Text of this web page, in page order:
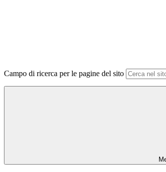
Campo di ricerca per le pagine del sito